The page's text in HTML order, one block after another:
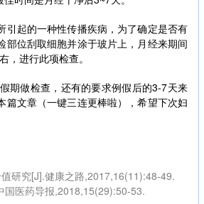
起的一种性传播疾病，为了确定是否有
位刮取细胞并涂于玻片上，月经来期间
，进行此项检查。
期做检查，还有的要求例假后的3-7天来
文章（一键三连更棒啦），希望下次妇
研究[J].健康之路,2017,16(11):48-49.
国医药导报,2018,15(29):50-53.